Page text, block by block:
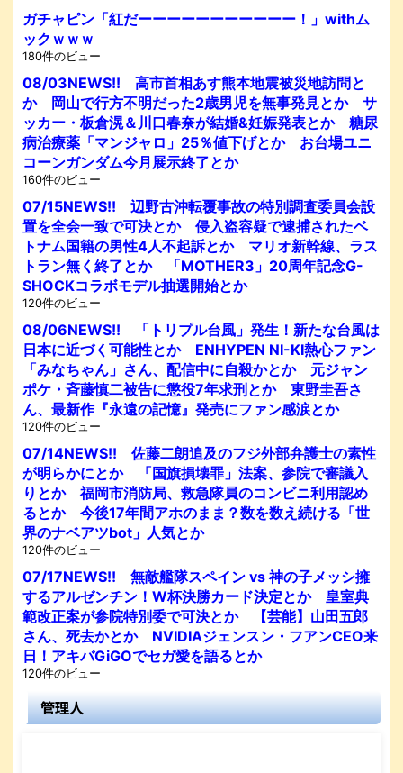
ガチャピン「紅だーーーーーーーーーーー！」withム
ックｗｗｗ
180件のビュー
08/03NEWS!! 高市首相あす熊本地震被災地訪問と
か 岡山で行方不明だった2歳男児を無事発見とか サ
ッカー・板倉滉＆川口春奈が結婚&妊娠発表とか 糖尿
病治療薬「マンジャロ」25％値下げとか お台場ユニ
コーンガンダム今月展示終了とか
160件のビュー
07/15NEWS!! 辺野古沖転覆事故の特別調査委員会設
置を全会一致で可決とか 侵入盗容疑で逮捕されたベ
トナム国籍の男性4人不起訴とか マリオ新幹線、ラス
トラン無く終了とか 「MOTHER3」20周年記念G-
SHOCKコラボモデル抽選開始とか
120件のビュー
08/06NEWS!! 「トリプル台風」発生！新たな台風は
日本に近づく可能性とか ENHYPEN NI-KI熱心ファン
「みなちゃん」さん、配信中に自殺かとか 元ジャン
ポケ・斉藤慎二被告に懲役7年求刑とか 東野圭吾さ
ん、最新作『永遠の記憶』発売にファン感涙とか
120件のビュー
07/14NEWS!! 佐藤二朗追及のフジ外部弁護士の素性
が明らかにとか 「国旗損壊罪」法案、参院で審議入
りとか 福岡市消防局、救急隊員のコンビニ利用認め
るとか 今後17年間アホのまま？数を数え続ける「世
界のナベアツbot」人気とか
120件のビュー
07/17NEWS!! 無敵艦隊スペイン vs 神の子メッシ擁
するアルゼンチン！W杯決勝カード決定とか 皇室典
範改正案が参院特別委で可決とか 【芸能】山田五郎
さん、死去かとか NVIDIAジェンスン・フアンCEO来
日！アキバGiGOでセガ愛を語るとか
120件のビュー
管理人